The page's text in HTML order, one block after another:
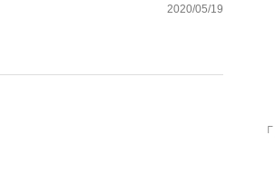
2020/05/19